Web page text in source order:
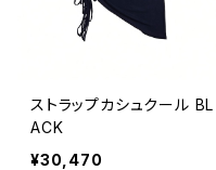
ストラップカシュクール BL
ACK
¥30,470